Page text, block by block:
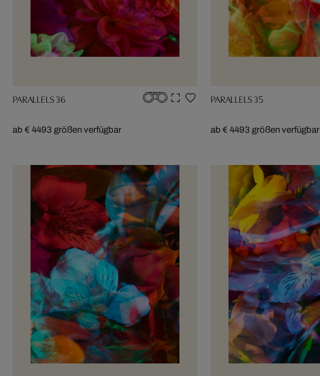
PARALLELS 36
ab € 4493 größen verfügbar
PARALLELS 35
ab € 4493 größen verfügbar